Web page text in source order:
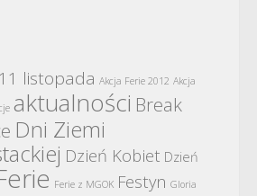
11 listopada Akcja Ferie 2012 Akcja
aktualności Break
Dni Ziemi
Dzień Kobiet Dzień
Ferie z MGOK Festyn Gloria